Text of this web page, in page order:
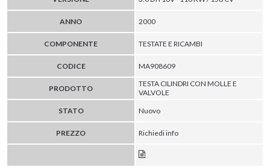
ANNO 2000
COMPONENTE TESTATE E RICAMBI
CODICE MA908609
PRODOTTO
TESTA CILINDRI CON MOLLE E
VALVOLE
STATO
Nuovo
PREZZO Richiedi info